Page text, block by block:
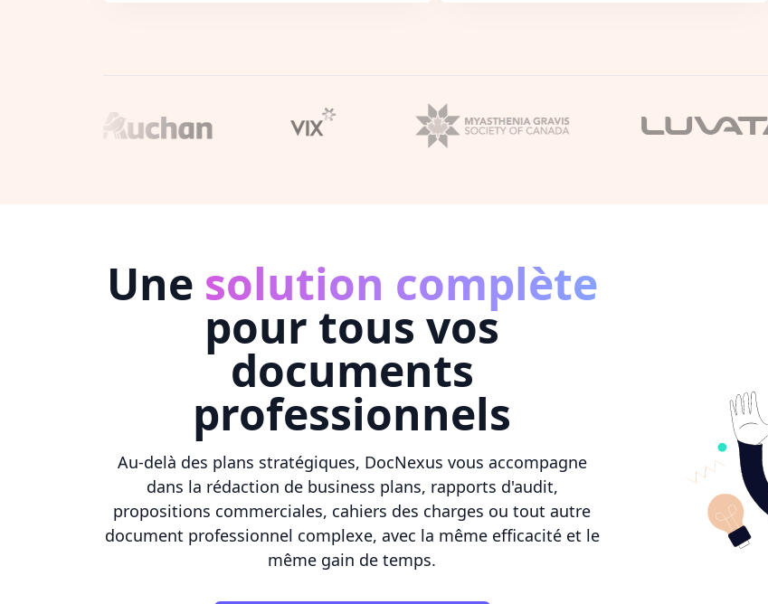
Une solution complète
pour tous vos
documents
professionnels
Au-delà des plans stratégiques, DocNexus vous accompagne
dans la rédaction de business plans, rapports d'audit,
propositions commerciales, cahiers des charges ou tout autre
document professionnel complexe, avec la même efficacité et le
même gain de temps.